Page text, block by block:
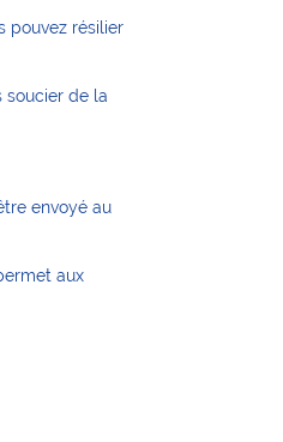
pouvez résilier
soucier de la
envoyé au
aux